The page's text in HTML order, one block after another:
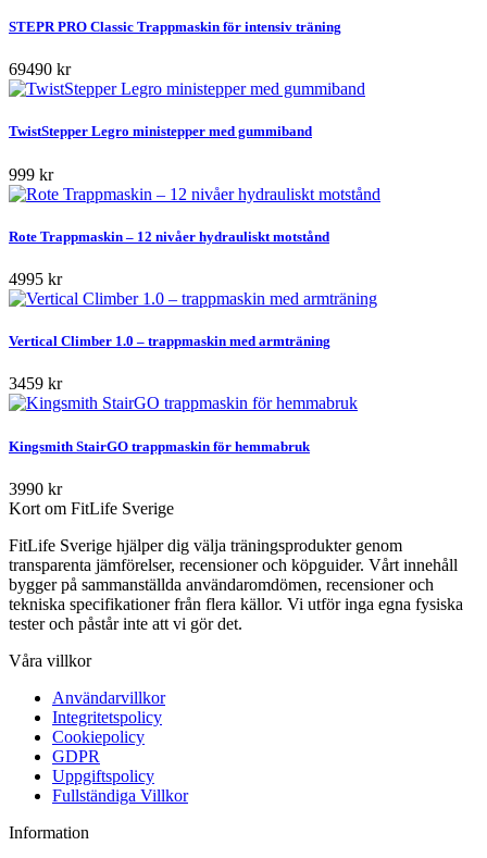
STEPR PRO Classic Trappmaskin för intensiv träning
69490 kr
TwistStepper Legro ministepper med gummiband
999 kr
Rote Trappmaskin – 12 nivåer hydrauliskt motstånd
4995 kr
Vertical Climber 1.0 – trappmaskin med armträning
3459 kr
Kingsmith StairGO trappmaskin för hemmabruk
3990 kr
Kort om FitLife Sverige
FitLife Sverige hjälper dig välja träningsprodukter genom
transparenta jämförelser, recensioner och köpguider. Vårt innehåll
bygger på sammanställda användaromdömen, recensioner och
tekniska specifikationer från flera källor. Vi utför inga egna fysiska
tester och påstår inte att vi gör det.
Våra villkor
Användarvillkor
Integritetspolicy
Cookiepolicy
GDPR
Uppgiftspolicy
Fullständiga Villkor
Information